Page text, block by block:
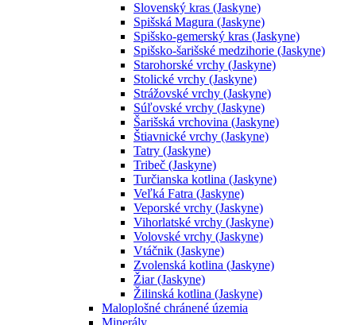
Slovenský kras (Jaskyne)
Spišská Magura (Jaskyne)
Spišsko-gemerský kras (Jaskyne)
Spišsko-šarišské medzihorie (Jaskyne)
Starohorské vrchy (Jaskyne)
Stolické vrchy (Jaskyne)
Strážovské vrchy (Jaskyne)
Súľovské vrchy (Jaskyne)
Šarišská vrchovina (Jaskyne)
Štiavnické vrchy (Jaskyne)
Tatry (Jaskyne)
Tribeč (Jaskyne)
Turčianska kotlina (Jaskyne)
Veľká Fatra (Jaskyne)
Veporské vrchy (Jaskyne)
Vihorlatské vrchy (Jaskyne)
Volovské vrchy (Jaskyne)
Vtáčnik (Jaskyne)
Zvolenská kotlina (Jaskyne)
Žiar (Jaskyne)
Žilinská kotlina (Jaskyne)
Maloplošné chránené územia
Minerály